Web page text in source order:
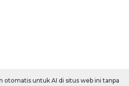
untuk AI di situs web ini tanpa